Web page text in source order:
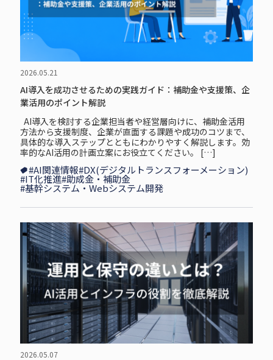
2026.05.21
AI導入を成功させるための実践ガイド：補助金や支援策、企
業活用のポイント解説
AI導入を検討する企業担当者や経営層向けに、補助金活用
方法から支援制度、企業が直面する課題や成功のコツまで、
具体的な導入ステップとともにわかりやすく解説します。効
率的なAI活用の計画立案にお役立てください。 […]
#AI関連情報#DX(デジタルトランスフォーメーション)
#IT化推進#助成金・補助金
#基幹システム・Webシステム開発
2026.05.07